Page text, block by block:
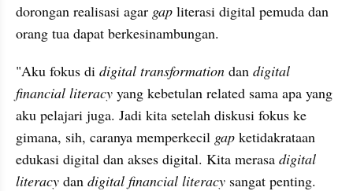
dorongan realisasi agar gap literasi digital pemuda dan
orang tua dapat berkesinambungan.
"Aku fokus di digital transformation dan digital
financial literacy yang kebetulan related sama apa yang
aku pelajari juga. Jadi kita setelah diskusi fokus ke
gimana, sih, caranya memperkecil gap ketidakrataan
edukasi digital dan akses digital. Kita merasa digital
literacy dan digital financial literacy sangat penting.